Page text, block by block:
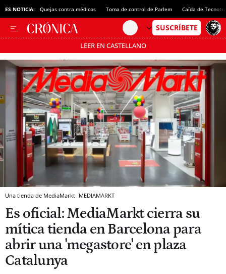
ES NOTICIA: Quejas contra médicos Toma de control de Parlem Caída de
LEER EN CASTELLANO
Pásate al MODO AHORRO
Una tienda de MediaMarkt MEDIAMARKT
Es oficial: MediaMarkt cierra su
mítica tienda en Barcelona para
abrir una 'megastore' en plaza
Catalunya